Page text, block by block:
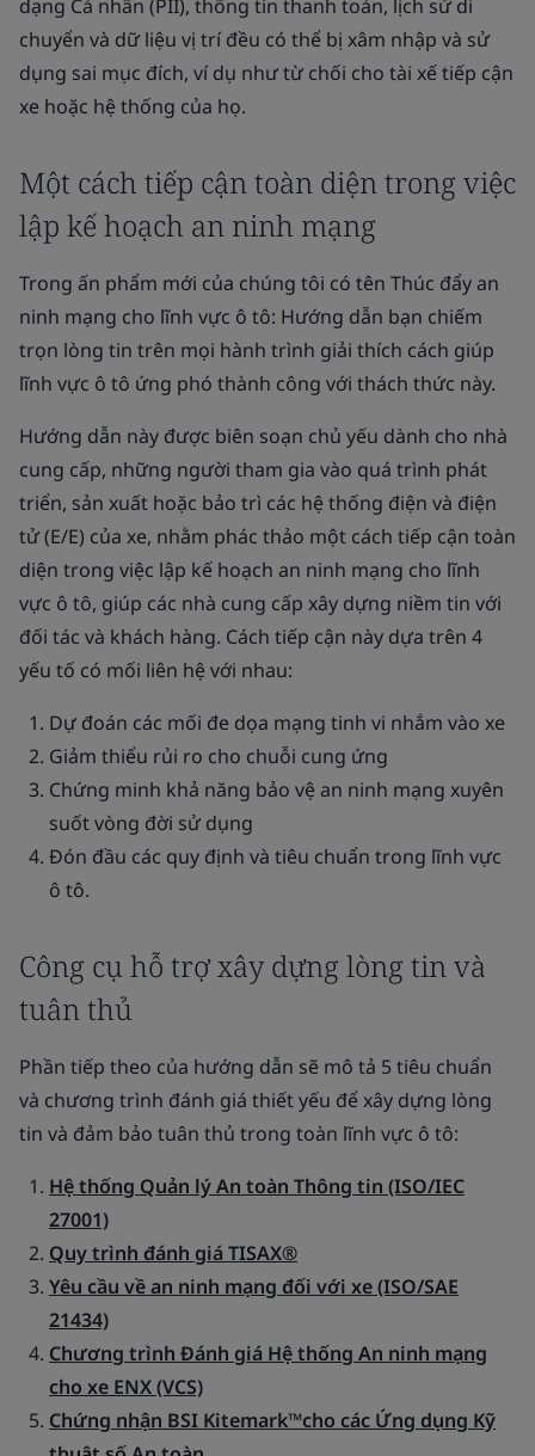
dạng Cá nhân (PII), thông tin thanh toán, lịch sử di
chuyển và dữ liệu vị trí đều có thể bị xâm nhập và sử
dụng sai mục đích, ví dụ như từ chối cho tài xế tiếp cận
xe hoặc hệ thống của họ.
Một cách tiếp cận toàn diện trong việc
lập kế hoạch an ninh mạng
Trong ấn phẩm mới của chúng tôi có tên Thúc đẩy an
ninh mạng cho lĩnh vực ô tô: Hướng dẫn bạn chiếm
trọn lòng tin trên mọi hành trình giải thích cách giúp
lĩnh vực ô tô ứng phó thành công với thách thức này.
Hướng dẫn này được biên soạn chủ yếu dành cho nhà
cung cấp, những người tham gia vào quá trình phát
triển, sản xuất hoặc bảo trì các hệ thống điện và điện
tử (E/E) của xe, nhằm phác thảo một cách tiếp cận toàn
diện trong việc lập kế hoạch an ninh mạng cho lĩnh
vực ô tô, giúp các nhà cung cấp xây dựng niềm tin với
đối tác và khách hàng. Cách tiếp cận này dựa trên 4
yếu tố có mối liên hệ với nhau:
Dự đoán các mối đe dọa mạng tinh vi nhắm vào xe
Giảm thiểu rủi ro cho chuỗi cung ứng
Chứng minh khả năng bảo vệ an ninh mạng xuyên
suốt vòng đời sử dụng
Đón đầu các quy định và tiêu chuẩn trong lĩnh vực
ô tô.
Công cụ hỗ trợ xây dựng lòng tin và
tuân thủ
Phần tiếp theo của hướng dẫn sẽ mô tả 5 tiêu chuẩn
và chương trình đánh giá thiết yếu để xây dựng lòng
tin và đảm bảo tuân thủ trong toàn lĩnh vực ô tô:
Hệ thống Quản lý An toàn Thông tin (ISO/IEC
27001)
Quy trình đánh giá TISAX®
Yêu cầu về an ninh mạng đối với xe (ISO/SAE
21434)
Chương trình Đánh giá Hệ thống An ninh mạng
cho xe ENX (VCS)
Chứng nhận BSI Kitemark™cho các Ứng dụng Kỹ